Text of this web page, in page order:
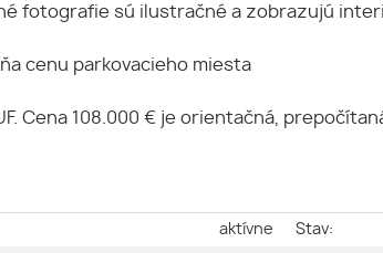
fotografie sú ilustračné a zobrazujú
cenu parkovacieho miesta
Cena 108.000 € je orientačná,
aktívne
Stav: